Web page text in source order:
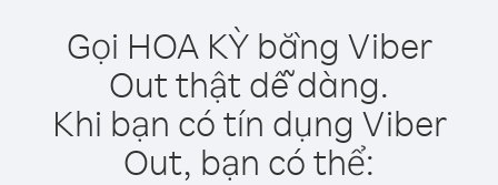
Gọi HOA KỲ bằng Viber
Out thật dễ dàng.
Khi bạn có tín dụng Viber
Out, bạn có thể: